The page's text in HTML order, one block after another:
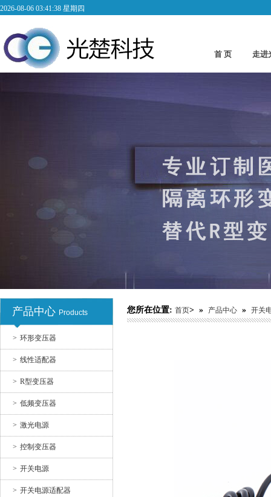
2026-08-06 03:41:38 星期四
首 页 走进
产品中心 Products
> 环形变压器
> 线性适配器
> R型变压器
> 低频变压器
> 激光电源
> 控制变压器
> 开关电源
> 开关电源适配器
低频变压器
开关电源
您所在位置: 首页> » 产品中心 » 开关